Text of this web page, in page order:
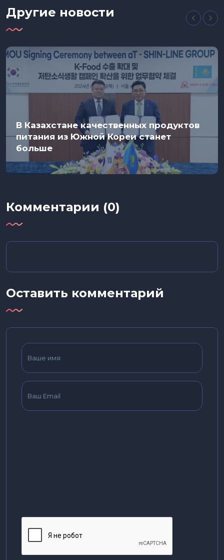
Другие новости
В Казахстане качественных продуктов
питания из Южной Кореи станет
больше
Комментарии (0)
Оставить комментарий